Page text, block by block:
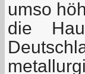
umso
die